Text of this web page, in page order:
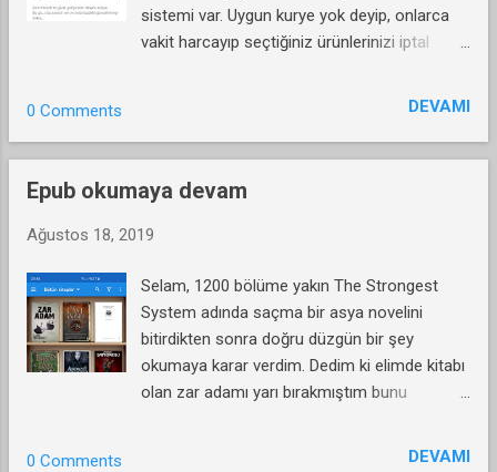
sistemi var. Uygun kurye yok deyip, onlarca
vakit harcayıp seçtiğiniz ürünlerinizi iptal
0 Comments DEVAMI
Epub okumaya devam
Ağustos 18, 2019
Selam, 1200 bölüme yakın The Strongest
System adında saçma bir asya novelini
bitirdikten sonra doğru düzgün bir şey
okumaya karar verdim. Dedim ki elimde kitabı
olan zar adamı yarı bırakmıştım bunu
okuyayım. Bununla beraber Witcher kitabını
0 Comments DEVAMI